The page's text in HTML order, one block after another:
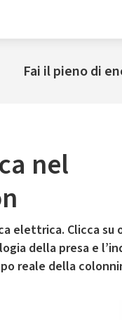
Fai il pieno di
nel
elettrica. Clicca su
della presa e
reale della